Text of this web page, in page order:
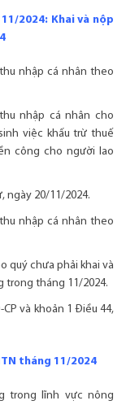
2024: Khai và nộp
nhập cá nhân theo
nhập cá nhân cho
việc khấu trừ thuế
công cho người lao
ngày 20/11/2024.
nhập cá nhân theo
quý chưa phải khai và
trong tháng 11/2024.
và khoản 1 Điều 44,
tháng 11/2024
trong lĩnh vực nông